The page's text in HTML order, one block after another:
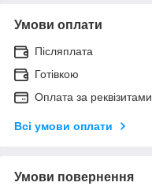
Умови оплати
Післяплата
Готівкою
Оплата за реквізитами
Всі умови оплати
Умови повернення